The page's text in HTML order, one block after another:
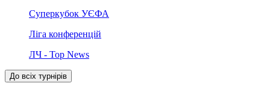
Суперкубок УЄФА
Ліга конференцій
ЛЧ - Top News
До всіх турнірів